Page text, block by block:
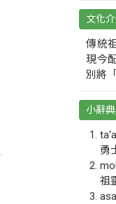
文化
傳統
現今
別將
小辭典
勇
祖